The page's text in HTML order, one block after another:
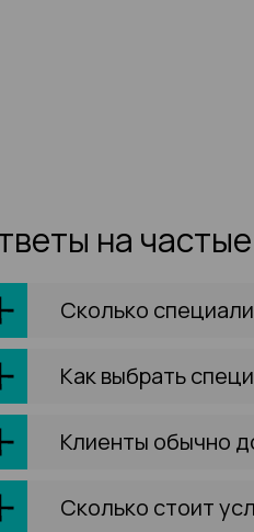
на
Сколько
Как выбрать
Клиенты обычно
Сколько стоит